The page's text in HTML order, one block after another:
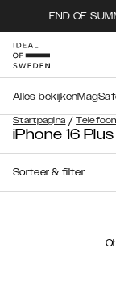
END OF
Startpagina /
Alles bekijken
iPhone 16
Sorteer & filter